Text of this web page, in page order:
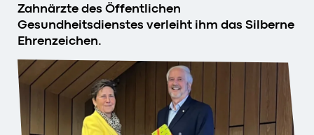
Zahnärzte des Öffentlichen
Gesundheitsdienstes verleiht ihm das Silberne
Ehrenzeichen.